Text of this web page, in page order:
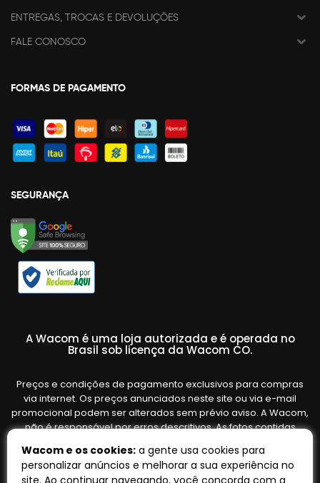
ENTREGAS, TROCAS E DEVOLUÇÕES
FALE CONOSCO
FORMAS DE PAGAMENTO
SEGURANÇA
A Wacom é uma loja autorizada e é operada no
Brasil sob licença da Wacom CO.
Preços e condições de pagamento exclusivos para compras
via internet. Os preços anunciados neste site ou via e-mail
promocional podem ser alterados sem prévio aviso. A Wacom,
não é responsável por erros descritivos. As fotos contidas
variar de acordo com o fornecedor/lote do fabricante. Ofertas
válidas até o término de nossos estoques. Vendas sujeitas à
Wacom e os cookies: a gente usa cookies para
personalizar anúncios e melhorar a sua experiência no
site. Ao continuar navegando, você concorda com a